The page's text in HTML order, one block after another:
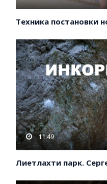
Техника постановки
11:49
Лиетлахти парк.